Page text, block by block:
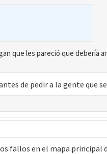
que les pareció que debería
de pedir a la gente que
fallos en el mapa principal